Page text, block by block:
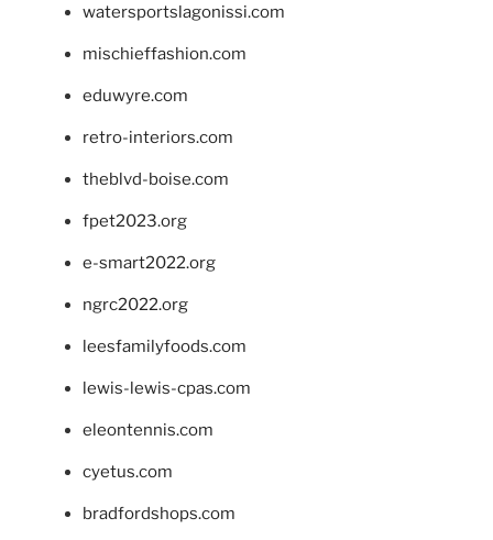
watersportslagonissi.com
mischieffashion.com
eduwyre.com
retro-interiors.com
theblvd-boise.com
fpet2023.org
e-smart2022.org
ngrc2022.org
leesfamilyfoods.com
lewis-lewis-cpas.com
eleontennis.com
cyetus.com
bradfordshops.com